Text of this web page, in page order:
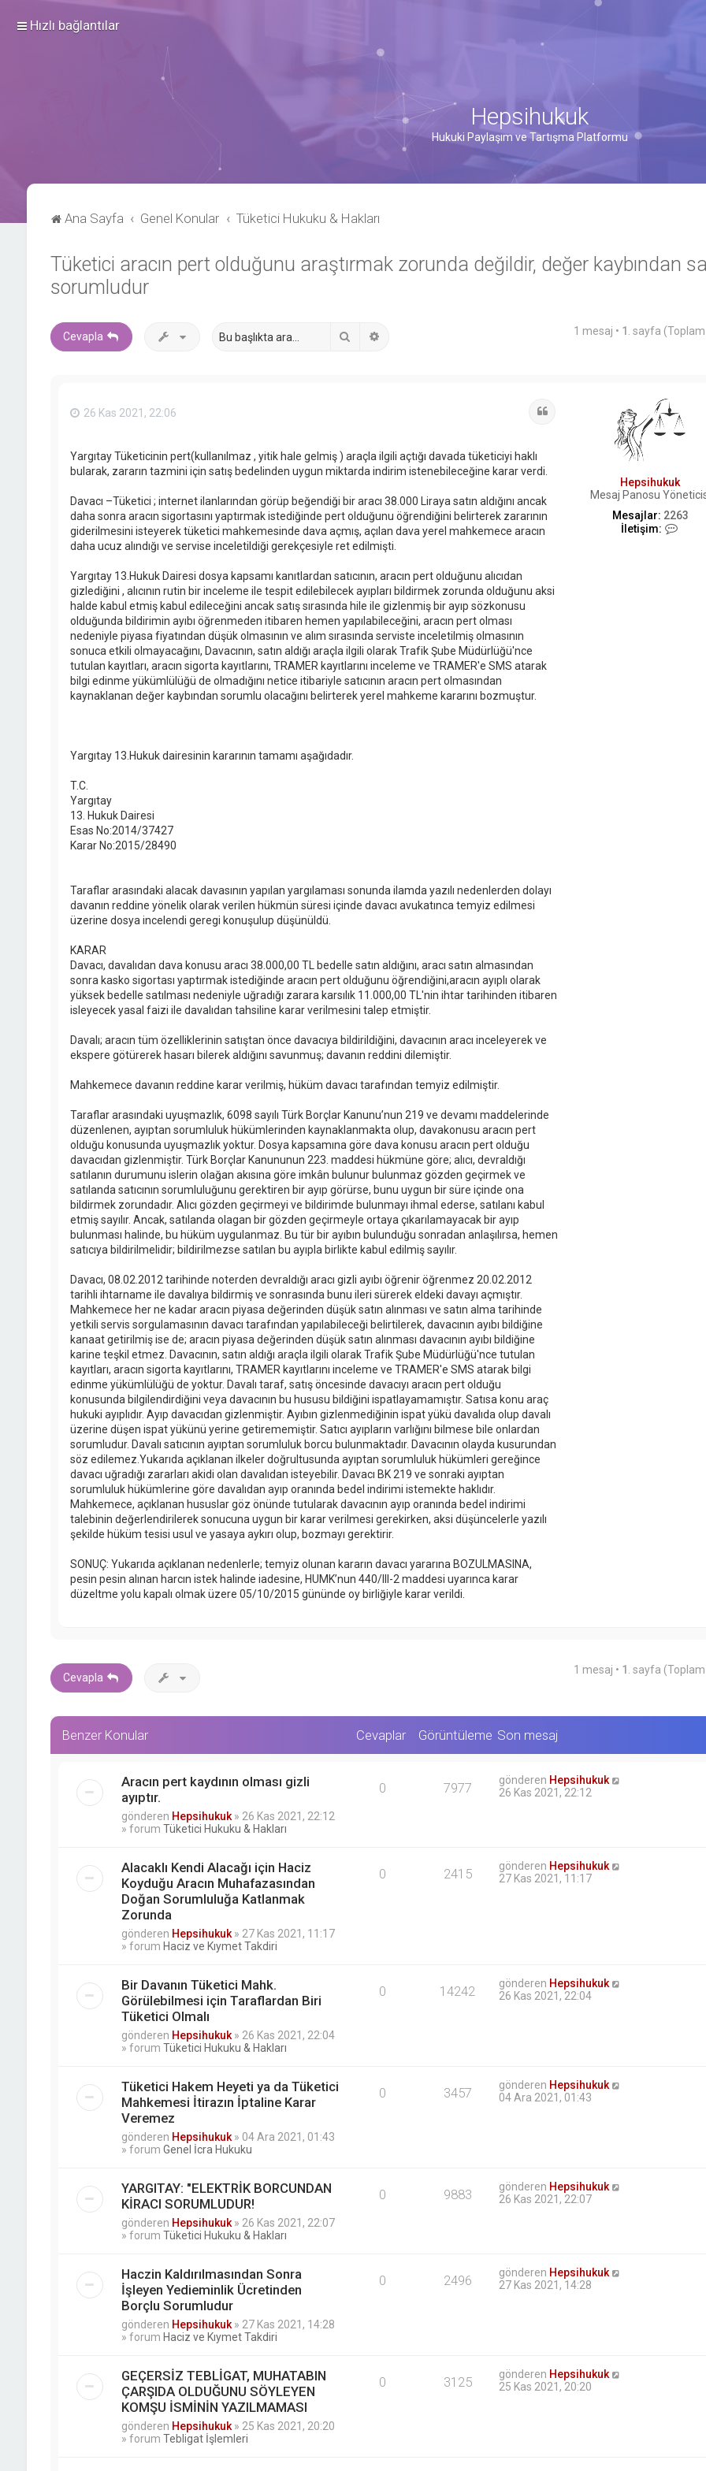
Hızlı bağlantılar
Hepsihukuk
Hukuki Paylaşım ve Tartışma Platformu
Ana Sayfa Genel Konular Tüketici Hukuku & Hakları
Tüketici aracın pert olduğunu araştırmak zorunda değildir, değer kaybından
sorumludur
Cevapla 1 mesaj • 1 . sayfa (Toplam
Hepsihukuk
Mesaj Panosu
Mesajlar: 2263
İletişim:
26 Kas 2021, 22:06
Yargıtay Tüketicinin pert(kullanılmaz , yitik hale gelmiş ) araçla ilgili açtığı davada tüketiciyi haklı
bularak, zararın tazmini için satış bedelinden uygun miktarda indirim istenebileceğine karar verdi.
Davacı –Tüketici ; internet ilanlarından görüp beğendiği bir aracı 38.000 Liraya satın aldığını ancak
daha sonra aracın sigortasını yaptırmak istediğinde pert olduğunu öğrendiğini belirterek zararının
giderilmesini isteyerek tüketici mahkemesinde dava açmış, açılan dava yerel mahkemece aracın
daha ucuz alındığı ve servise inceletildiği gerekçesiyle ret edilmişti.
Yargıtay 13.Hukuk Dairesi dosya kapsamı kanıtlardan satıcının, aracın pert olduğunu alıcıdan
gizlediğini , alıcının rutin bir inceleme ile tespit edilebilecek ayıpları bildirmek zorunda olduğunu aksi
halde kabul etmiş kabul edileceğini ancak satış sırasında hile ile gizlenmiş bir ayıp sözkonusu
olduğunda bildirimin ayıbı öğrenmeden itibaren hemen yapılabileceğini, aracın pert olması
nedeniyle piyasa fiyatından düşük olmasının ve alım sırasında serviste inceletilmiş olmasının
sonuca etkili olmayacağını, Davacının, satın aldığı araçla ilgili olarak Trafik Şube Müdürlüğü'nce
tutulan kayıtları, aracın sigorta kayıtlarını, TRAMER kayıtlarını inceleme ve TRAMER'e SMS atarak
bilgi edinme yükümlülüğü de olmadığını netice itibariyle satıcının aracın pert olmasından
kaynaklanan değer kaybından sorumlu olacağını belirterek yerel mahkeme kararını bozmuştur.
Yargıtay 13.Hukuk dairesinin kararının tamamı aşağıdadır.
T.C.
Yargıtay
13. Hukuk Dairesi
Esas No:2014/37427
Karar No:2015/28490
Taraflar arasındaki alacak davasının yapılan yargılaması sonunda ilamda yazılı nedenlerden dolayı
davanın reddine yönelik olarak verilen hükmün süresi içinde davacı avukatınca temyiz edilmesi
üzerine dosya incelendi geregi konuşulup düşünüldü.
KARAR
Davacı, davalıdan dava konusu aracı 38.000,00 TL bedelle satın aldığını, aracı satın almasından
sonra kasko sigortası yaptırmak istediğinde aracın pert olduğunu öğrendiğini,aracın ayıplı olarak
yüksek bedelle satılması nedeniyle uğradığı zarara karsılık 11.000,00 TL'nin ihtar tarihinden itibaren
isleyecek yasal faizi ile davalıdan tahsiline karar verilmesini talep etmiştir.
Davalı; aracın tüm özelliklerinin satıştan önce davacıya bildirildiğini, davacının aracı inceleyerek ve
ekspere götürerek hasarı bilerek aldığını savunmuş; davanın reddini dilemiştir.
Mahkemece davanın reddine karar verilmiş, hüküm davacı tarafından temyiz edilmiştir.
Taraflar arasındaki uyuşmazlık, 6098 sayılı Türk Borçlar Kanunu’nun 219 ve devamı maddelerinde
düzenlenen, ayıptan sorumluluk hükümlerinden kaynaklanmakta olup, davakonusu aracın pert
olduğu konusunda uyuşmazlık yoktur. Dosya kapsamına göre dava konusu aracın pert olduğu
davacıdan gizlenmiştir. Türk Borçlar Kanununun 223. maddesi hükmüne göre; alıcı, devraldığı
satılanın durumunu islerin olağan akısına göre imkân bulunur bulunmaz gözden geçirmek ve
satılanda satıcının sorumluluğunu gerektiren bir ayıp görürse, bunu uygun bir süre içinde ona
bildirmek zorundadır. Alıcı gözden geçirmeyi ve bildirimde bulunmayı ihmal ederse, satılanı kabul
etmiş sayılır. Ancak, satılanda olagan bir gözden geçirmeyle ortaya çıkarılamayacak bir ayıp
bulunması halinde, bu hüküm uygulanmaz. Bu tür bir ayıbın bulunduğu sonradan anlaşılırsa, hemen
satıcıya bildirilmelidir; bildirilmezse satılan bu ayıpla birlikte kabul edilmiş sayılır.
Davacı, 08.02.2012 tarihinde noterden devraldığı aracı gizli ayıbı öğrenir öğrenmez 20.02.2012
tarihli ihtarname ile davalıya bildirmiş ve sonrasında bunu ileri sürerek eldeki davayı açmıştır.
Mahkemece her ne kadar aracın piyasa değerinden düşük satın alınması ve satın alma tarihinde
yetkili servis sorgulamasının davacı tarafından yapılabileceği belirtilerek, davacının ayıbı bildiğine
kanaat getirilmiş ise de; aracın piyasa değerinden düşük satın alınması davacının ayıbı bildiğine
karine teşkil etmez. Davacının, satın aldığı araçla ilgili olarak Trafik Şube Müdürlüğü'nce tutulan
kayıtları, aracın sigorta kayıtlarını, TRAMER kayıtlarını inceleme ve TRAMER'e SMS atarak bilgi
edinme yükümlülüğü de yoktur. Davalı taraf, satış öncesinde davacıyı aracın pert olduğu
konusunda bilgilendirdiğini veya davacının bu hususu bildiğini ispatlayamamıştır. Satısa konu araç
hukuki ayıplıdır. Ayıp davacıdan gizlenmiştir. Ayıbın gizlenmediğinin ispat yükü davalıda olup davalı
üzerine düşen ispat yükünü yerine getirememiştir. Satıcı ayıpların varlığını bilmese bile onlardan
sorumludur. Davalı satıcının ayıptan sorumluluk borcu bulunmaktadır. Davacının olayda kusurundan
söz edilemez.Yukarıda açıklanan ilkeler doğrultusunda ayıptan sorumluluk hükümleri gereğince
davacı uğradığı zararları akidi olan davalıdan isteyebilir. Davacı BK 219 ve sonraki ayıptan
sorumluluk hükümlerine göre davalıdan ayıp oranında bedel indirimi istemekte haklıdır.
Mahkemece, açıklanan hususlar göz önünde tutularak davacının ayıp oranında bedel indirimi
talebinin değerlendirilerek sonucuna uygun bir karar verilmesi gerekirken, aksi düşüncelerle yazılı
şekilde hüküm tesisi usul ve yasaya aykırı olup, bozmayı gerektirir.
SONUÇ: Yukarıda açıklanan nedenlerle; temyiz olunan kararın davacı yararına BOZULMASINA,
pesin pesin alınan harcın istek halinde iadesine, HUMK’nun 440/III-2 maddesi uyarınca karar
düzeltme yolu kapalı olmak üzere 05/10/2015 gününde oy birliğiyle karar verildi.
Cevapla
1 mesaj • 1 . sayfa (Toplam
Benzer Konular Cevaplar Görüntüleme Son mesaj
Aracın pert kaydının olması gizli
ayıptır.
gönderen Hepsihukuk» 26 Kas 2021, 22:12
» forum Tüketici Hukuku & Hakları
0 7977 gönderen Hepsihukuk
26 Kas 2021, 22:12
Alacaklı Kendi Alacağı için Haciz
Koyduğu Aracın Muhafazasından
Doğan Sorumluluğa Katlanmak
Zorunda
gönderen Hepsihukuk» 27 Kas 2021, 11:17
» forum Haciz ve Kıymet Takdiri
0 2415 gönderen Hepsihukuk
27 Kas 2021, 11:17
Bir Davanın Tüketici Mahk.
Görülebilmesi için Taraflardan Biri
Tüketici Olmalı
gönderen Hepsihukuk» 26 Kas 2021, 22:04
» forum Tüketici Hukuku & Hakları
0 14242 gönderen Hepsihukuk
26 Kas 2021, 22:04
Tüketici Hakem Heyeti ya da Tüketici
Mahkemesi İtirazın İptaline Karar
Veremez
gönderen Hepsihukuk» 04 Ara 2021, 01:43
» forum Genel İcra Hukuku
0 3457 gönderen Hepsihukuk
04 Ara 2021, 01:43
YARGITAY: "ELEKTRİK BORCUNDAN
KİRACI SORUMLUDUR!
gönderen Hepsihukuk» 26 Kas 2021, 22:07
» forum Tüketici Hukuku & Hakları
0 9883 gönderen Hepsihukuk
26 Kas 2021, 22:07
Haczin Kaldırılmasından Sonra
İşleyen Yedieminlik Ücretinden
Borçlu Sorumludur
gönderen Hepsihukuk» 27 Kas 2021, 14:28
» forum Haciz ve Kıymet Takdiri
0 2496 gönderen Hepsihukuk
27 Kas 2021, 14:28
GEÇERSİZ TEBLİGAT, MUHATABIN
ÇARŞIDA OLDUĞUNU SÖYLEYEN
KOMŞU İSMİNİN YAZILMAMASI
gönderen Hepsihukuk» 25 Kas 2021, 20:20
» forum Tebligat İşlemleri
0 3125 gönderen Hepsihukuk
25 Kas 2021, 20:20